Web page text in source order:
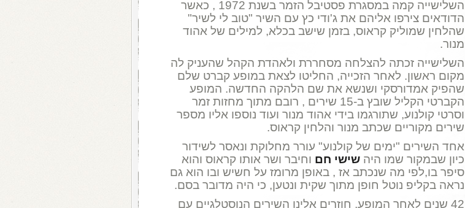
השלישייה קמה במסגרת פסטיבל הזמר בשנת 1972 , כאשר
הדודאים צירפו אליהם את ג'ודי כץ עם השיר "טוב לי לשיר"
שהלחין שמוליק קראוס, בזמן שישב בכלא, למילים של אהוד
מנור.
השלישייה זכתה להצלחה מסחררת ולאהדת הקהל שהעניק לה
מקום ראשון. לאחר הזכייה, החליטו לצאת במופע קברט שלם
שהפיק אמדורסקי ושנשא את שם הלהקה החדשה. המופע
הקברטי הקליל שובץ ב-15 שירים , רובם מתוך מחזות זמר
וסרטי קולנוע, שתורגמו בידי אהוד מנור ועוד נוספו אליו מספר
שירים מקוריים שכתב מנור והלחין קראוס.
אחד השירים "ימים של קולנוע" עורר מחלוקת ונאסר לשידור
כיון שבמקור שמו היה שישי חם וחיבר ושר אותו קראוס והוא
סיפר בו,לפי מה שנכתב אז , באופן מרומז על חשיש ובו הוא גם
נראה בקליפ נוטל חופן מתוך שקית ונטען, כי היה מדובר בסם.
42 שנים לאחר המופע, חוזרים אלינו השירים הנוסטלגיים עם